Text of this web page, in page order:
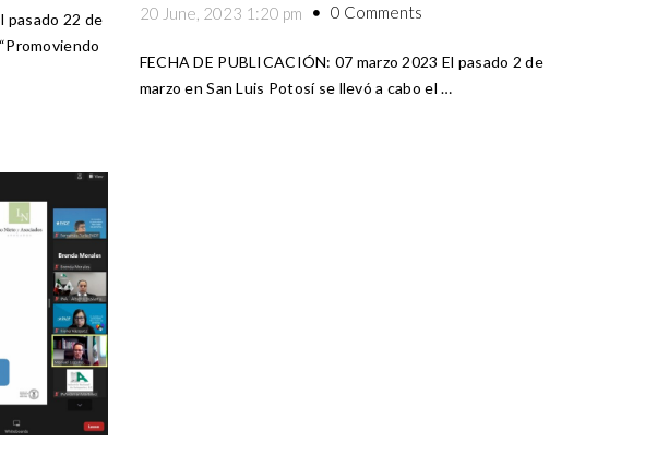
pasado 22 de
20 June, 2023 1:20 pm 0 Comments
FECHA DE PUBLICACIÓN: 07 marzo 2023 El pasado 2 de
marzo en San Luis Potosí se llevó a cabo el …